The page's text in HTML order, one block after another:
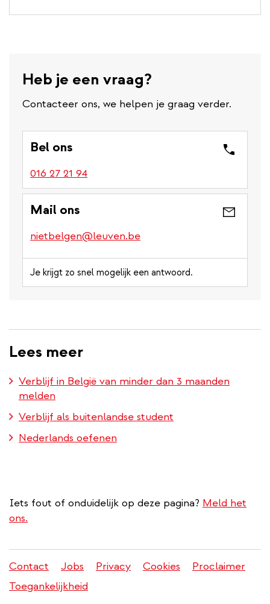
Heb je een vraag?
Contacteer ons, we helpen je graag verder.
Bel ons
016 27 21 94
Mail ons
nietbelgen@leuven.be
Je krijgt zo snel mogelijk een antwoord.
Lees meer
Verblijf in België van minder dan 3 maanden
melden
Verblijf als buitenlandse student
Nederlands oefenen
Iets fout of onduidelijk op deze pagina? Meld het
ons.
Juridisch
menu
Contact Jobs Privacy Cookies
Proclaimer
Toegankelijkheid